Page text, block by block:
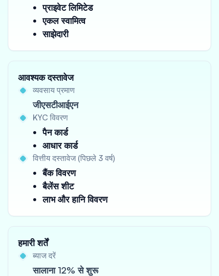
प्राइवेट लिमिटेड
एकल स्वामित्व
साझेदारी
आवश्यक दस्तावेज
व्यवसाय प्रमाण
जीएसटीआईएन
KYC विवरण
पैन कार्ड
आधार कार्ड
वित्तीय दस्तावेज (पिछले 3 वर्ष)
बैंक विवरण
बैलेंस शीट
लाभ और हानि विवरण
हमारी शर्तें
ब्याज दरें
सालाना 12% से शुरू